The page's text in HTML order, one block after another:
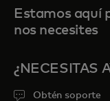
Estamos aquí
nos necesites
¿NECESITAS
Obtén soporte